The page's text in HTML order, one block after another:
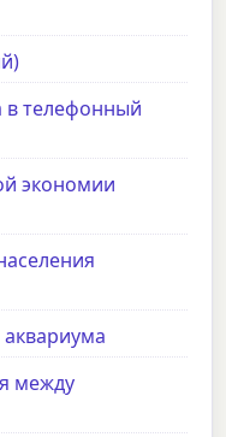
в телефонный
экономии
аквариума
между